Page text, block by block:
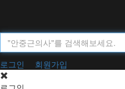
로그인
회원가입